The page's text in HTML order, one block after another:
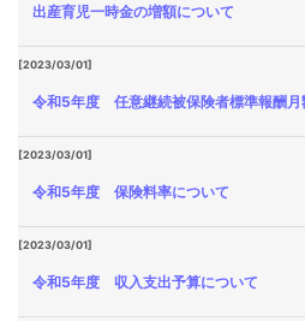
出産育児一時金の増額について
[2023/03/01]
令和5年度 任意継続被保険者標準報酬月
[2023/03/01]
令和5年度 保険料率について
[2023/03/01]
令和5年度 収入支出予算について